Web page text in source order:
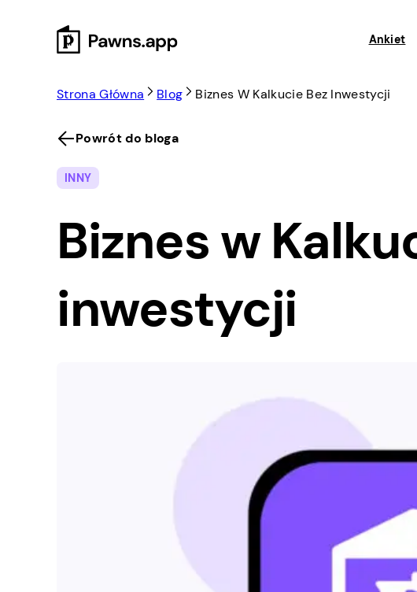
Ankiet
Strona Główna Blog Biznes W Kalkucie Bez Inwestycji
Powrót do bloga
INNY
Biznes w
inwestycji